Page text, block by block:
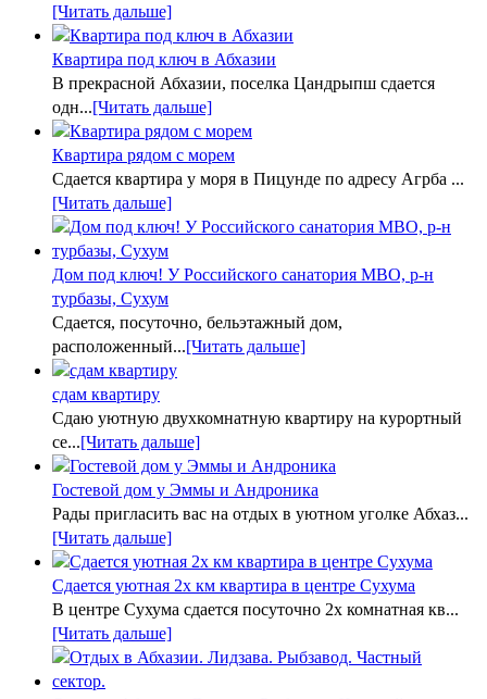
[Читать дальше]
Квартира под ключ в Абхазии
В прекрасной Абхазии, поселка Цандрыпш сдается
одн...[Читать дальше]
Квартира рядом с морем
Сдается квартира у моря в Пицунде по адресу Агрба ...
[Читать дальше]
Дом под ключ! У Российского санатория МВО, р-н
турбазы, Сухум
Сдается, посуточно, бельэтажный дом,
расположенный...[Читать дальше]
сдам квартиру
Сдаю уютную двухкомнатную квартиру на курортный
се...[Читать дальше]
Гостевой дом у Эммы и Андроника
Рады пригласить вас на отдых в уютном уголке Абхаз...
[Читать дальше]
Сдается уютная 2х км квартира в центре Сухума
В центре Сухума сдается посуточно 2х комнатная кв...
[Читать дальше]